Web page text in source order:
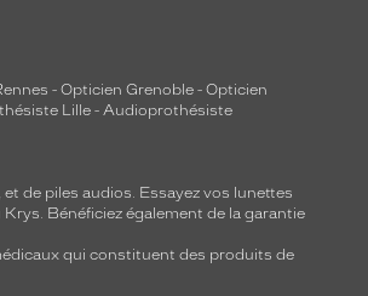
- Opticien Grenoble - Opticien
Lille - Audioprothésiste
, et de piles audios. Essayez vos lunettes
Bénéficiez également de la garantie
qui constituent des produits de